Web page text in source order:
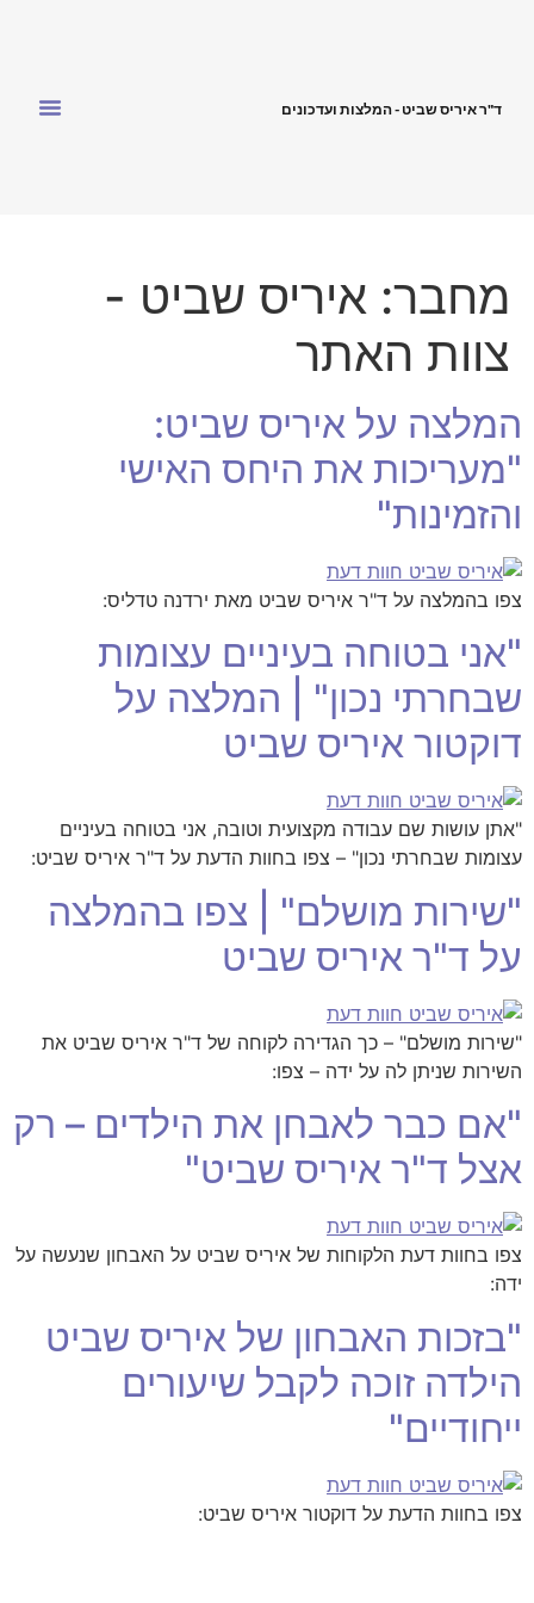
ד"ר איריס שביט - המלצות ועדכונים
מחבר: איריס שביט -
צוות האתר
המלצה על איריס שביט:
"מעריכות את היחס האישי
והזמינות"
צפו בהמלצה על ד"ר איריס שביט מאת ירדנה טדליס:
"אני בטוחה בעיניים עצומות
שבחרתי נכון" | המלצה על
דוקטור איריס שביט
"אתן עושות שם עבודה מקצועית וטובה, אני בטוחה בעיניים
עצומות שבחרתי נכון" – צפו בחוות הדעת על ד"ר איריס שביט:
"שירות מושלם" | צפו בהמלצה
על ד"ר איריס שביט
"שירות מושלם" – כך הגדירה לקוחה של ד"ר איריס שביט את
השירות שניתן לה על ידה – צפו:
"אם כבר לאבחן את הילדים – רק
אצל ד"ר איריס שביט"
צפו בחוות דעת הלקוחות של איריס שביט על האבחון שנעשה על
ידה:
"בזכות האבחון של איריס שביט
הילדה זוכה לקבל שיעורים
ייחודיים"
צפו בחוות הדעת על דוקטור איריס שביט: